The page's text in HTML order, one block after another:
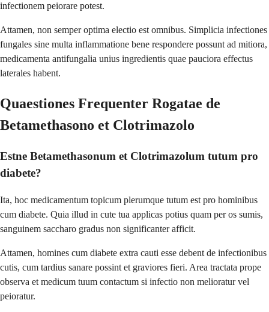
infectionem peiorare potest.
Attamen, non semper optima electio est omnibus. Simplicia infectiones
fungales sine multa inflammatione bene respondere possunt ad mitiora,
medicamenta antifungalia unius ingredientis quae pauciora effectus
laterales habent.
Quaestiones Frequenter Rogatae de
Betamethasono et Clotrimazolo
Estne Betamethasonum et Clotrimazolum tutum pro
diabete?
Ita, hoc medicamentum topicum plerumque tutum est pro hominibus
cum diabete. Quia illud in cute tua applicas potius quam per os sumis,
sanguinem saccharo gradus non significanter afficit.
Attamen, homines cum diabete extra cauti esse debent de infectionibus
cutis, cum tardius sanare possint et graviores fieri. Area tractata prope
observa et medicum tuum contactum si infectio non melioratur vel
peioratur.